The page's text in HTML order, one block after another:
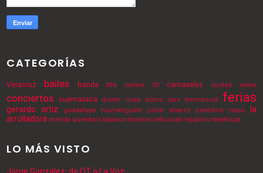
CATEGORÍAS
Veracruz bailes banda ms calibre 50 carnavales ciudad valles
conciertos cuernavaca doctor mora domo care emmanuel ferias
gerardo ortiz guadalupe huimanguillo julion alvarez juventino rosas
la
arrolladora merida queretaro tabasco tecamac tehuacan tejupilco tepetlixpa
LO MÁS VISTO